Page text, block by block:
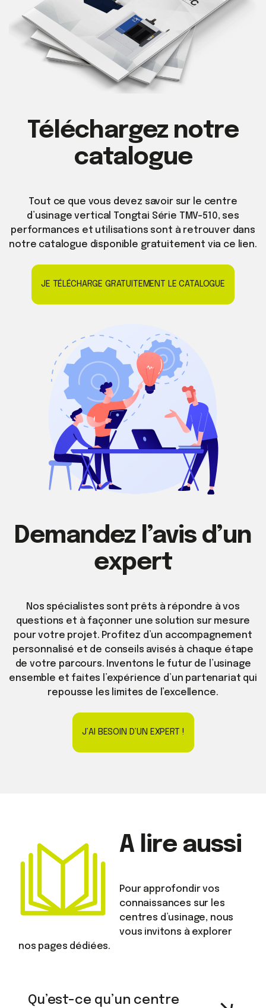
Téléchargez notre
catalogue
Tout ce que vous devez savoir sur le centre
d’usinage vertical Tongtai Série TMV-510, ses
performances et utilisations sont à retrouver dans
notre catalogue disponible gratuitement via ce lien.
JE TÉLÉCHARGE GRATUITEMENT LE CATALOGUE
Demandez l’avis d’un
expert
Nos spécialistes sont prêts à répondre à vos
questions et à façonner une solution sur mesure
pour votre projet. Profitez d’un accompagnement
personnalisé et de conseils avisés à chaque étape
de votre parcours. Inventons le futur de l’usinage
ensemble et faites l’expérience d’un partenariat qui
repousse les limites de l’excellence.
J’AI BESOIN D’UN EXPERT !
A lire aussi
Pour approfondir vos
connaissances sur les
centres d’usinage, nous
vous invitons à explorer
nos pages dédiées.
Qu’est-ce qu’un centre